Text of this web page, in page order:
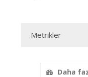
Metrikler
Daha